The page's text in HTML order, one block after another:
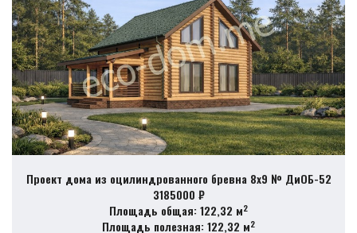
Проект дома из оцилиндрованного бревна 8х9 № ДиОБ-52
3185000 ₽
Площадь общая: 122,32 м2
Площадь полезная: 122,32 м2